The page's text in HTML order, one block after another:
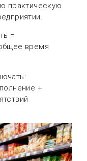
практическую
=
время
+